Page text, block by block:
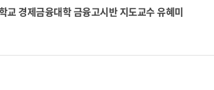
교 경제금융대학 금융고시반 지도교수 유혜미